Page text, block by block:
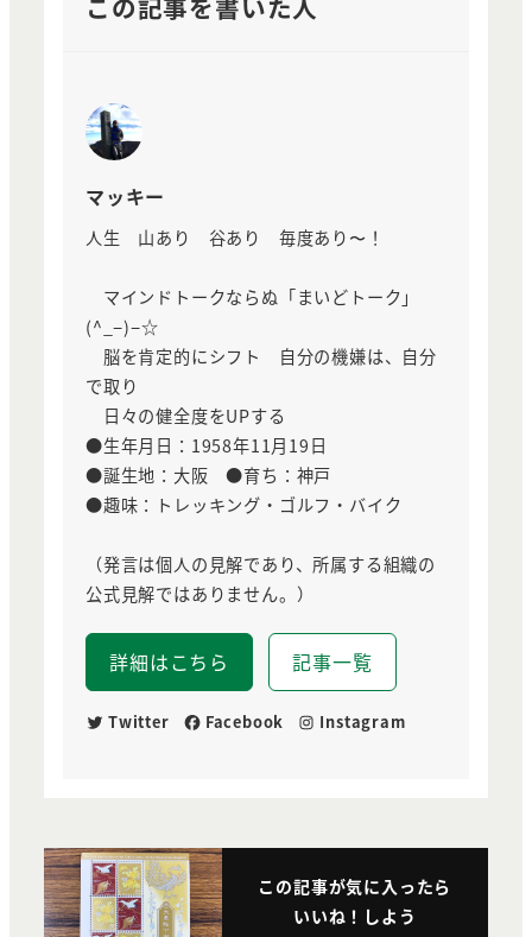
マッキー
人生 山あり 谷あり 毎度あり〜！
マインドトークならぬ「まいどトーク」
(^_−)−☆
脳を肯定的にシフト 自分の機嫌は、自分
で取り
日々の健全度をUPする
●生年月日：1958年11月19日
●誕生地：大阪 ●育ち：神戸
●趣味：トレッキング・ゴルフ・バイク
（発言は個人の見解であり、所属する組織の
公式見解ではありません。）
詳細はこちら 記事一覧
Twitter Facebook Instagram
この記事が気に入ったら
いいね！しよう